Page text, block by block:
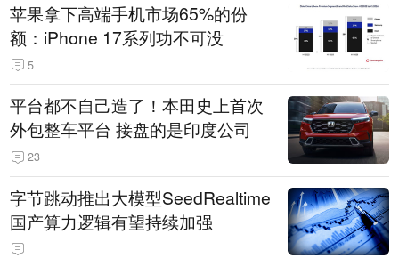
苹果拿下高端手机市场65%的份
额：iPhone 17系列功不可没
5
平台都不自己造了！本田史上首次
外包整车平台 接盘的是印度公司
23
字节跳动推出大模型SeedRealtime
国产算力逻辑有望持续加强